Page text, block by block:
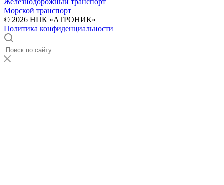
Морской транспорт
© 2026 НПК «АТРОНИК»
Политика конфиденциальности